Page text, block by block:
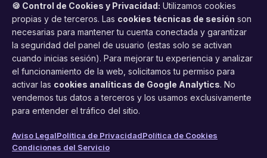
FacilCita
Asistente inteligente de citas por teléfono y WhatsApp.
Gestión profesional de agenda con IA para tu negocio.
Funciones
Aviso Legal
🍪 Control de Cookies y Privacidad: Utilizamos cookies
propias y de terceros. Las cookies técnicas de sesión son
necesarias para mantener tu cuenta conectada y garantizar
la seguridad del panel de usuario (estas solo se activan
cuando inicias sesión). Para mejorar tu experiencia y analizar
el funcionamiento de la web, solicitamos tu permiso para
activar las cookies analíticas de Google Analytics. No
vendemos tus datos a terceros y los usamos exclusivamente
para entender el tráfico del sitio.
Aviso LegalPolítica de PrivacidadPolítica de Cookies
Condiciones del Servicio